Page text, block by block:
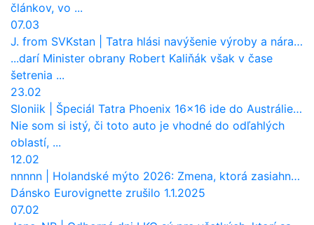
článkov, vo ...
07.03
J. from SVKstan
Tatra hlási navýšenie výroby a nárast tržieb. Ktorí odberatelia sú kľúčoví?
...darí Minister obrany Robert Kaliňák však v čase
šetrenia ...
23.02
Sloniik
Špeciál Tatra Phoenix 16×16 ide do Austrálie. Na čo bude slúžiť?
Nie som si istý, či toto auto je vhodné do odľahlých
oblastí, ...
12.02
nnnnn
Holandské mýto 2026: Zmena, ktorá zasiahne slovenských dopravcov
Dánsko Eurovignette zrušilo 1.1.2025
07.02